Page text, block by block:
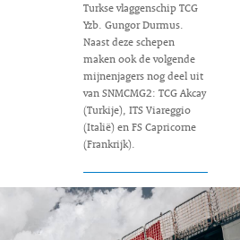
Turkse vlaggenschip TCG
Yzb. Gungor Durmus.
Naast deze schepen
maken ook de volgende
mijnenjagers nog deel uit
van SNMCMG2: TCG Akcay
(Turkije), ITS Viareggio
(Italië) en FS Capricorne
(Frankrijk).